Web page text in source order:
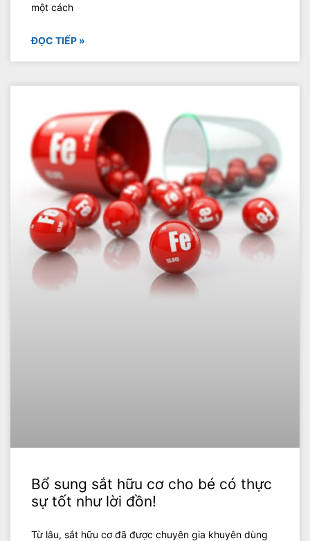
một cách
ĐỌC TIẾP »
Bổ sung sắt hữu cơ cho bé có thực
sự tốt như lời đồn!
Từ lâu, sắt hữu cơ đã được chuyên gia khuyên dùng